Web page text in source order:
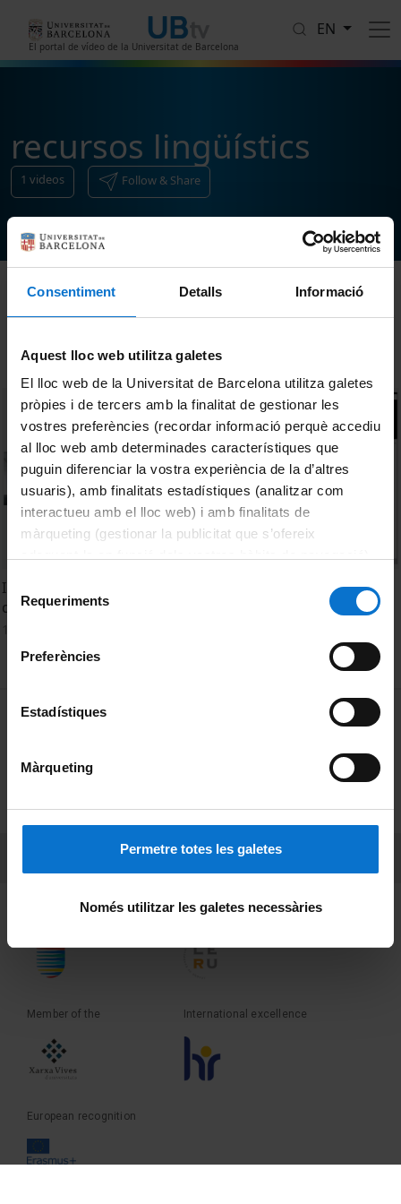
Consentiment Detalls Informació
Aquest lloc web utilitza galetes
El lloc web de la Universitat de Barcelona utilitza galetes
pròpies i de tercers amb la finalitat de gestionar les
vostres preferències (recordar informació perquè accediu
al lloc web amb determinades característiques que
puguin diferenciar la vostra experiència de la d’altres
usuaris), amb finalitats estadístiques (analitzar com
interactueu amb el lloc web) i amb finalitats de
màrqueting (gestionar la publicitat que s’ofereix
consultar laPolítica de galetes del lloc web de la
de Requeriments
Preferències
Estadístiques
Màrqueting
Permetre totes les galetes
Només utilitzar les galetes necessàries
El portal de vídeo de la Universitat de Barcelona
EN
recursos lingüístics
1 videos Follow & Share
Sort
Ideologías y estrategias lingüísticas en el mantenimiento
de la lengua de herencia en familias mixtas. Zhe Shao
MENÚ PEU 1
Terms and privacy
Founder of the Member of the
Member of the International excellence
European recognition